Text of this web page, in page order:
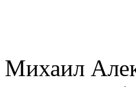
Михаил